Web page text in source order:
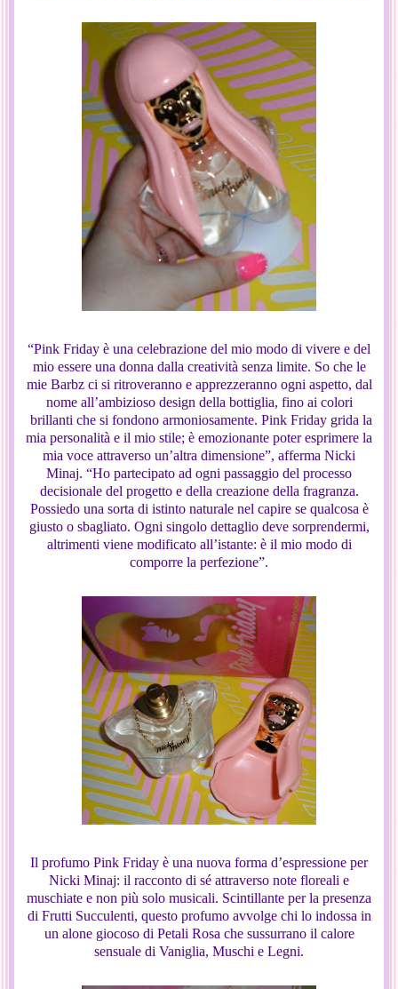
“Pink Friday è una celebrazione del mio modo di vivere e del
mio essere una donna dalla creatività senza limite. So che le
mie Barbz ci si ritroveranno e apprezzeranno ogni aspetto, dal
nome all’ambizioso design della bottiglia, fino ai colori
brillanti che si fondono armoniosamente. Pink Friday grida la
mia personalità e il mio stile; è emozionante poter esprimere la
mia voce attraverso un’altra dimensione”, afferma Nicki
Minaj. “Ho partecipato ad ogni passaggio del processo
decisionale del progetto e della creazione della fragranza.
Possiedo una sorta di istinto naturale nel capire se qualcosa è
giusto o sbagliato. Ogni singolo dettaglio deve sorprendermi,
altrimenti viene modificato all’istante: è il mio modo di
comporre la perfezione”.
Il profumo Pink Friday è una nuova forma d’espressione per
Nicki Minaj: il racconto di sé attraverso note floreali e
muschiate e non più solo musicali. Scintillante per la presenza
di Frutti Succulenti, questo profumo avvolge chi lo indossa in
un alone giocoso di Petali Rosa che sussurrano il calore
sensuale di Vaniglia, Muschi e Legni.